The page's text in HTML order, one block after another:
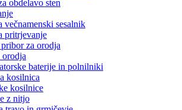
obdelavo sten
večnamenski sesalnik
pritrjevanje
za orodja
orodja
baterije in polnilniki
kosilnica
kosilnice
z nitjo